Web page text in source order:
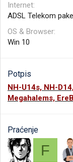
Internet
ADSL Telekom
OS & Browser
Win 10
Potpis
NH-U14s, NH-
Megahalems,
Praćenje
F